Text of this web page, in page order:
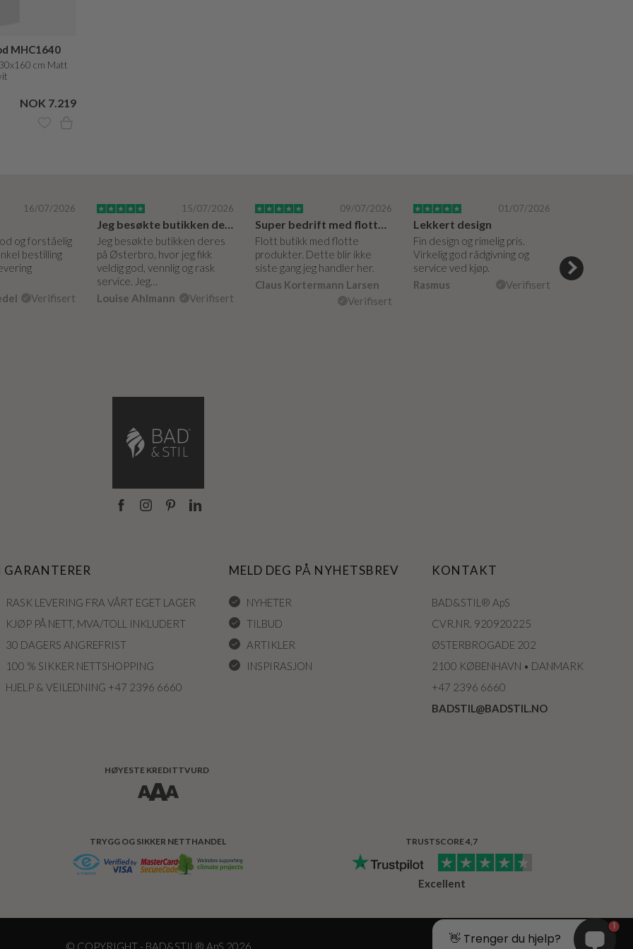
MHC1640
cm Matt
NOK 7.219
16/07/2026
og forståelig
bestilling
Verifisert
15/07/2026
Jeg besøkte butikken deres på Østerbro.
Jeg besøkte butikken deres
på Østerbro, hvor jeg fikk
veldig god, vennlig og rask
service. Jeg…
Louise Ahlmann
Verifisert
09/07/2026
Super bedrift med flotte produkter
Flott butikk med flotte
produkter. Dette blir ikke
siste gang jeg handler her.
Claus Kortermann Larsen
Verifisert
01/07/2026
Lekkert design
Fin design og rimelig pris.
Virkelig god rådgivning og
service ved kjøp.
Rasmus
Verifisert
hjelpsomme
veiledning på
måte.
GARANTERER
RASK LEVERING FRA VÅRT EGET LAGER
KJØP PÅ NETT, MVA/TOLL INKLUDERT
30 DAGERS ANGREFRIST
100 % SIKKER NETTSHOPPING
HJELP & VEILEDNING +47 2396 6660
MELD DEG PÅ NYHETSBREV
NYHETER
TILBUD
ARTIKLER
INSPIRASJON
KONTAKT
BAD&STIL® ApS
CVR.NR. 920920225
ØSTERBROGADE 202
2100 KØBENHAVN • DANMARK
+47 2396 6660
BADSTIL@BADSTIL.NO
HØYESTE KREDITTVURD
TRYGG OG SIKKER NETTHANDEL TRUSTSCORE 4,7
Excellent
© COPYRIGHT - BAD&STIL® ApS 2026 👋 Trenger du hjelp?
1